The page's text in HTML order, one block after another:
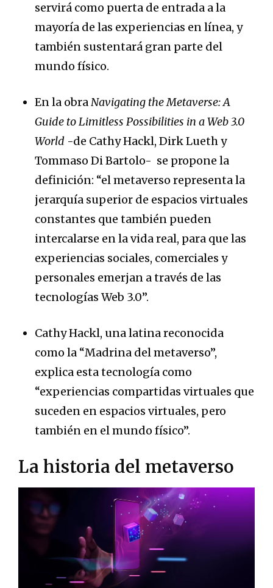
servirá como puerta de entrada a la
mayoría de las experiencias en línea, y
también sustentará gran parte del
mundo físico.
En la obraNavigating the Metaverse: A
Guide to Limitless Possibilities in a Web 3.0
World -de Cathy Hackl, Dirk Lueth y
Tommaso Di Bartolo- se propone la
definición: “el metaverso representa la
jerarquía superior de espacios virtuales
constantes que también pueden
intercalarse en la vida real, para que las
experiencias sociales, comerciales y
personales emerjan a través de las
tecnologías Web 3.0”.
Cathy Hackl, una latina reconocida
como la “Madrina del metaverso”,
explica esta tecnología como
“experiencias compartidas virtuales que
suceden en espacios virtuales, pero
también en el mundo físico”.
La historia del metaverso